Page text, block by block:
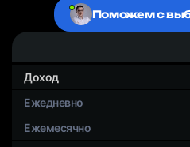
Поможем с
Доход